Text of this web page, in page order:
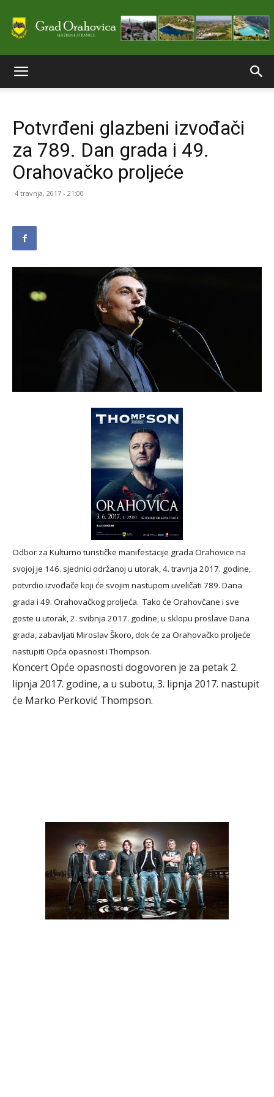
stranice
Grada
Potvrđeni glazbeni izvođači
za 789. Dan grada i 49.
Orahovačko proljeće
4 travnja, 2017 - 21:00
Odbor za Kulturno turističke manifestacije grada Orahovice na
svojoj je 146. sjednici održanoj u utorak, 4. travnja 2017. godine,
potvrdio izvođače koji će svojim nastupom uveličati 789. Dana
grada i 49. Orahovačkog proljeća. Tako će Orahovčane i sve
goste u utorak, 2. svibnja 2017. godine, u sklopu proslave Dana
grada, zabavljati Miroslav Škoro, dok će za Orahovačko proljeće
nastupiti Opća opasnost i Thompson.
Koncert Opće opasnosti dogovoren je za petak 2.
lipnja 2017. godine, a u subotu, 3. lipnja 2017. nastupit
će Marko Perković Thompson.